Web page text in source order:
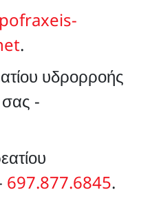
.
υδρορροής
-
697.877.6845.